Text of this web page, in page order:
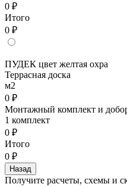
0 ₽
Итого
0 ₽
ПУДЕК цвет желтая охра
Террасная доска
м2
0 ₽
Монтажный комплект и
1 комплект
0 ₽
Итого
0 ₽
Назад
Получите расчеты, схемы и